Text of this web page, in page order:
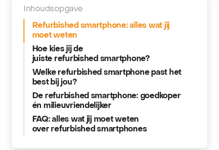
Inhoudsopgave
Refurbished smartphone: alles wat jij
moet weten
Hoe kies jij de
juiste refurbished smartphone?
Welke refurbished smartphone past het
best bij jou?
De refurbished smartphone: goedkoper
én milieuvriendelijker
FAQ: alles wat jij moet weten
over refurbished smartphones